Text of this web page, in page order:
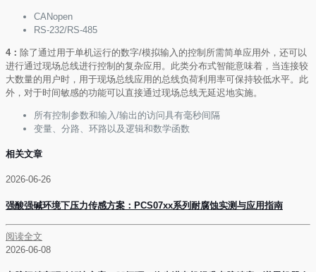
CANopen
RS-232/RS-485
4： 除了通过用于单机运行的数字/模拟输入的控制所需简单应用外，还可以
进行通过现场总线进行控制的复杂应用。此类分布式智能意味着，当连接较
大数量的用户时，用于现场总线应用的总线负荷利用率可保持较低水平。此
外，对于时间敏感的功能可以直接通过现场总线无延迟地实施。
所有控制参数和输入/输出的访问具有毫秒间隔
变量、分路、环路以及逻辑和数学函数
相关文章
2026-06-26
强酸强碱环境下压力传感方案：PCS07xx系列耐腐蚀实测与应用指南
阅读全文
2026-06-08